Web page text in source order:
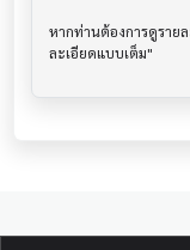
หากท่านต้องการดูราย